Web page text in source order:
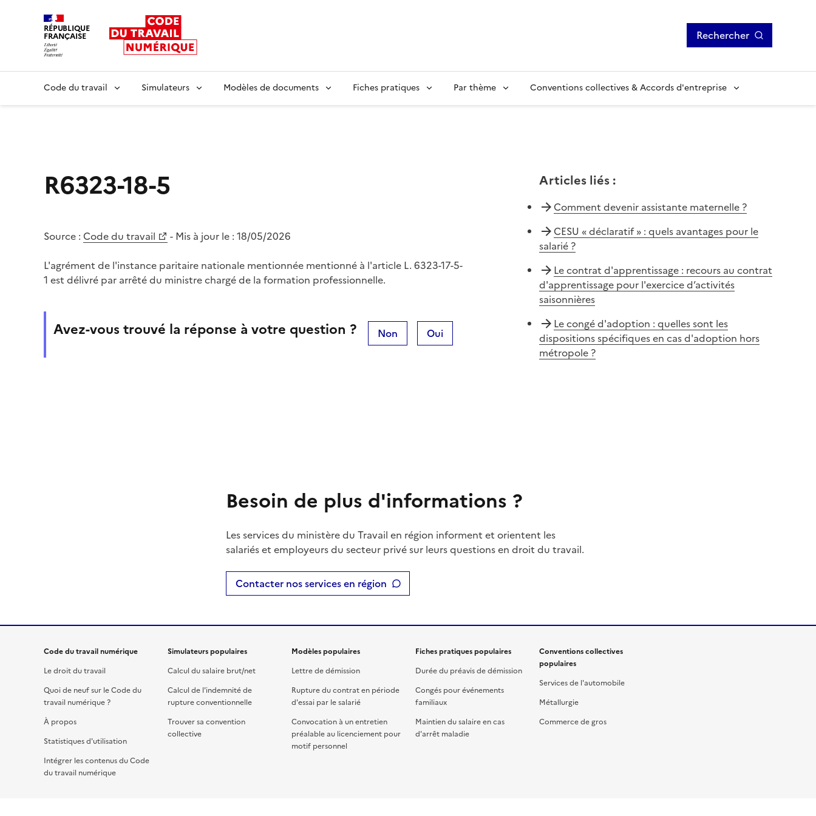
RÉPUBLIQUE
FRANÇAISE Rechercher
Code du travail Simulateurs Modèles de documents Fiches pratiques Par thème Conventions collectives & Accords d'entreprise
R6323-18-5
Source : Code du travail - Mis à jour le : 18/05/2026
L'agrément de l'instance paritaire nationale mentionnée mentionné à l'article L. 6323-17-5-
1 est délivré par arrêté du ministre chargé de la formation professionnelle.
Avez-vous trouvé la réponse à votre question ? Non Oui
Articles liés:
Comment devenir assistante maternelle ?
CESU « déclaratif » : quels avantages pour le
salarié ?
Le contrat d'apprentissage : recours au contrat
d'apprentissage pour l'exercice d’activités
saisonnières
Le congé d'adoption : quelles sont les
dispositions spécifiques en cas d'adoption hors
métropole ?
Besoin de plus d'informations ?
Les services du ministère du Travail en région informent et orientent les
salariés et employeurs du secteur privé sur leurs questions en droit du travail.
Contacter nos services en région
Code du travail numérique
Le droit du travail
Quoi de neuf sur le Code du
travail numérique ?
À propos
Statistiques d'utilisation
Intégrer les contenus du Code
du travail numérique
Simulateurs populaires
Calcul du salaire brut/net
Calcul de l'indemnité de
rupture conventionnelle
Trouver sa convention
collective
Modèles populaires
Lettre de démission
Rupture du contrat en période
d'essai par le salarié
Convocation à un entretien
préalable au licenciement pour
motif personnel
Fiches pratiques populaires
Durée du préavis de démission
Congés pour événements
familiaux
Maintien du salaire en cas
d'arrêt maladie
Conventions collectives
populaires
Services de l'automobile
Métallurgie
Commerce de gros